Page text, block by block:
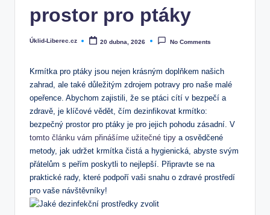
prostor pro ptáky
Posted
Úklid-Liberec.cz 20 dubna, 2026 No Comments
Krmítka pro ptáky jsou nejen krásným doplňkem našich
zahrad, ale také důležitým zdrojem potravy pro naše malé
opeřence. Abychom zajistili, že se ptáci cítí v bezpečí a
zdravě, je klíčové vědět, čím dezinfikovat krmítko:
bezpečný prostor pro ptáky je pro jejich pohodu zásadní. V
tomto článku vám přinášíme užitečné tipy a osvědčené
metody, jak udržet krmítka čistá a hygienická, abyste svým
přátelům s peřím poskytli to nejlepší. Připravte se na
praktické rady, které podpoří vaši snahu o zdravé prostředí
pro vaše návštěvníky!